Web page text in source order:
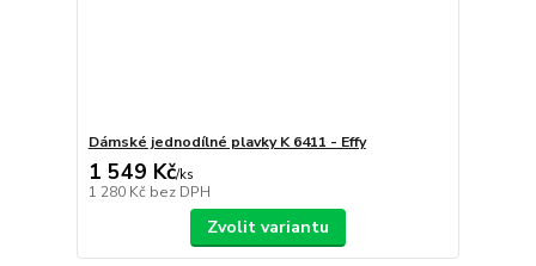
Dámské jednodílné plavky K 6411 - Effy
1 549 Kč/ks
1 280 Kč bez DPH
Zvolit variantu